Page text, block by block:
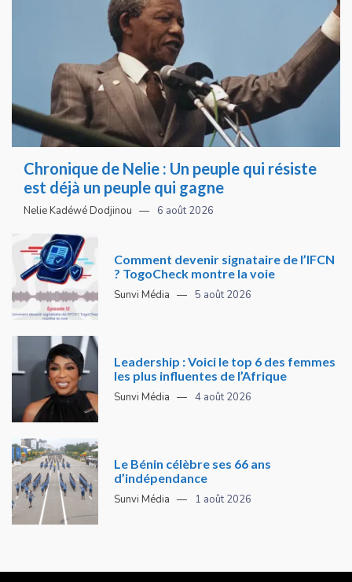
Chronique de Nelie : Un peuple qui résiste
est déjà un peuple qui gagne
Nelie Kadéwé Dodjinou 6 août 2026
Comment devenir signataire de l’IFCN
? TogoCheck montre la voie
Sunvi Média 5 août 2026
Leadership : Voici le top 6 des femmes
les plus influentes de l’Afrique
Sunvi Média 4 août 2026
Le Bénin célèbre ses 66 ans
d’indépendance
Sunvi Média 1 août 2026